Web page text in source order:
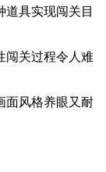
道具实现闯关目
闯关过程令人难
面风格养眼又耐